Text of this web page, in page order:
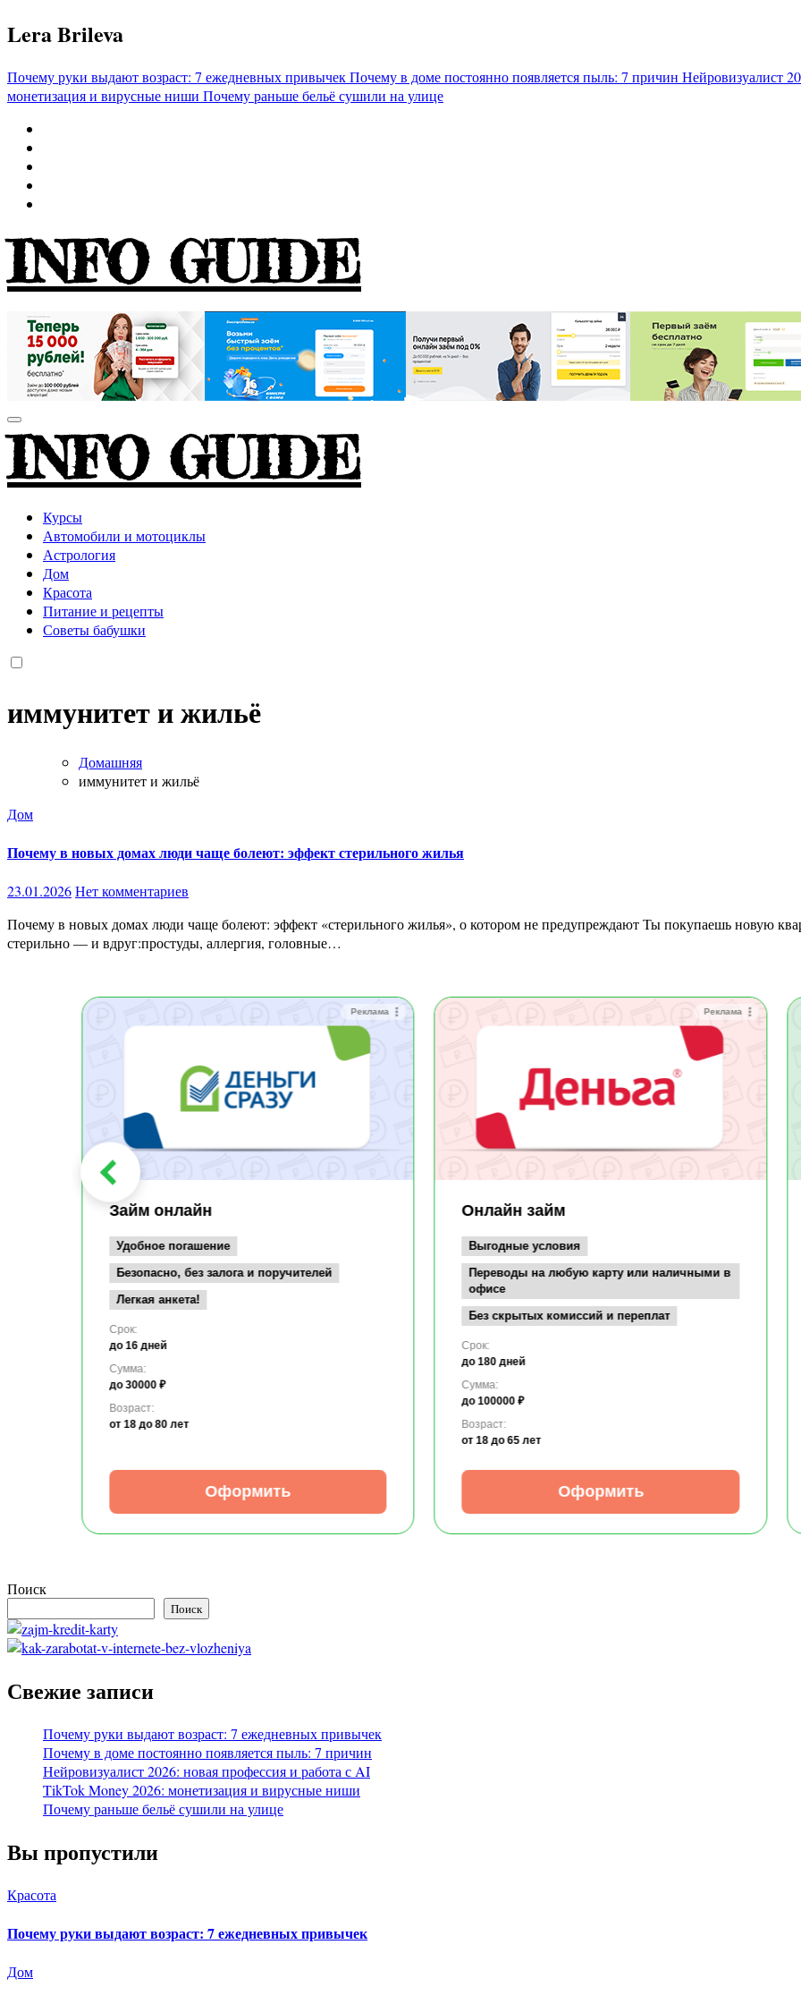
Перейти
к
Lera Brileva
Почему руки выдают возраст: 7 ежедневных привычекПочему в доме постоянно появляется пыль: 7 причин Нейровизуалист
монетизация и вирусные ниши Почему раньше бельё сушили на улице
INFO GUIDE
INFO GUIDE
Курсы
Автомобили и мотоциклы
Астрология
Дом
Красота
Питание и рецепты
Советы бабушки
иммунитет и жильё
Домашняя
иммунитет и жильё
Дом
Почему в новых домах люди чаще болеют: эффект стерильного жилья
23.01.2026Нет комментариев
Почему в новых домах люди чаще болеют: эффект «стерильного жилья», о котором не предупреждают Ты покупаешь новую квартиру.Ремонт свежий, стены чистые, запах «новизны», всё
стерильно — и вдруг:простуды, аллергия, головные…
Реклама
Займ онлайн
Удобное погашение
Безопасно, без залога и поручителей
Легкая анкета!
Срок:
до 16 дней
Сумма:
до 30000 ₽
Возраст:
от 18 до 80 лет
Оформить
Реклама
Онлайн займ
Выгодные условия
Переводы на любую карту или наличными в
офисе
Без скрытых комиссий и переплат
Срок:
до 180 дней
Сумма:
до 100000 ₽
Возраст:
от 18 до 65 лет
Оформить
Поиск
Поиск
Свежие записи
Почему руки выдают возраст: 7 ежедневных привычек
Почему в доме постоянно появляется пыль: 7 причин
Нейровизуалист 2026: новая профессия и работа с AI
TikTok Money 2026: монетизация и вирусные ниши
Почему раньше бельё сушили на улице
Вы пропустили
Красота
Почему руки выдают возраст: 7 ежедневных привычек
Дом